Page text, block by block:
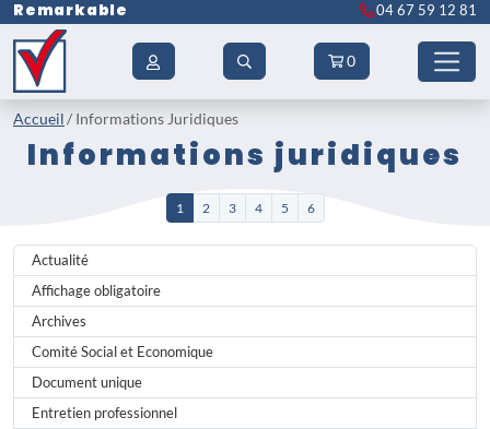
Remarkable 04 67 59 12 81
0
Accueil Informations Juridiques
Informations juridiques
1 2 3 4 5 6
Actualité
Affichage obligatoire
Archives
Comité Social et Economique
Document unique
Entretien professionnel